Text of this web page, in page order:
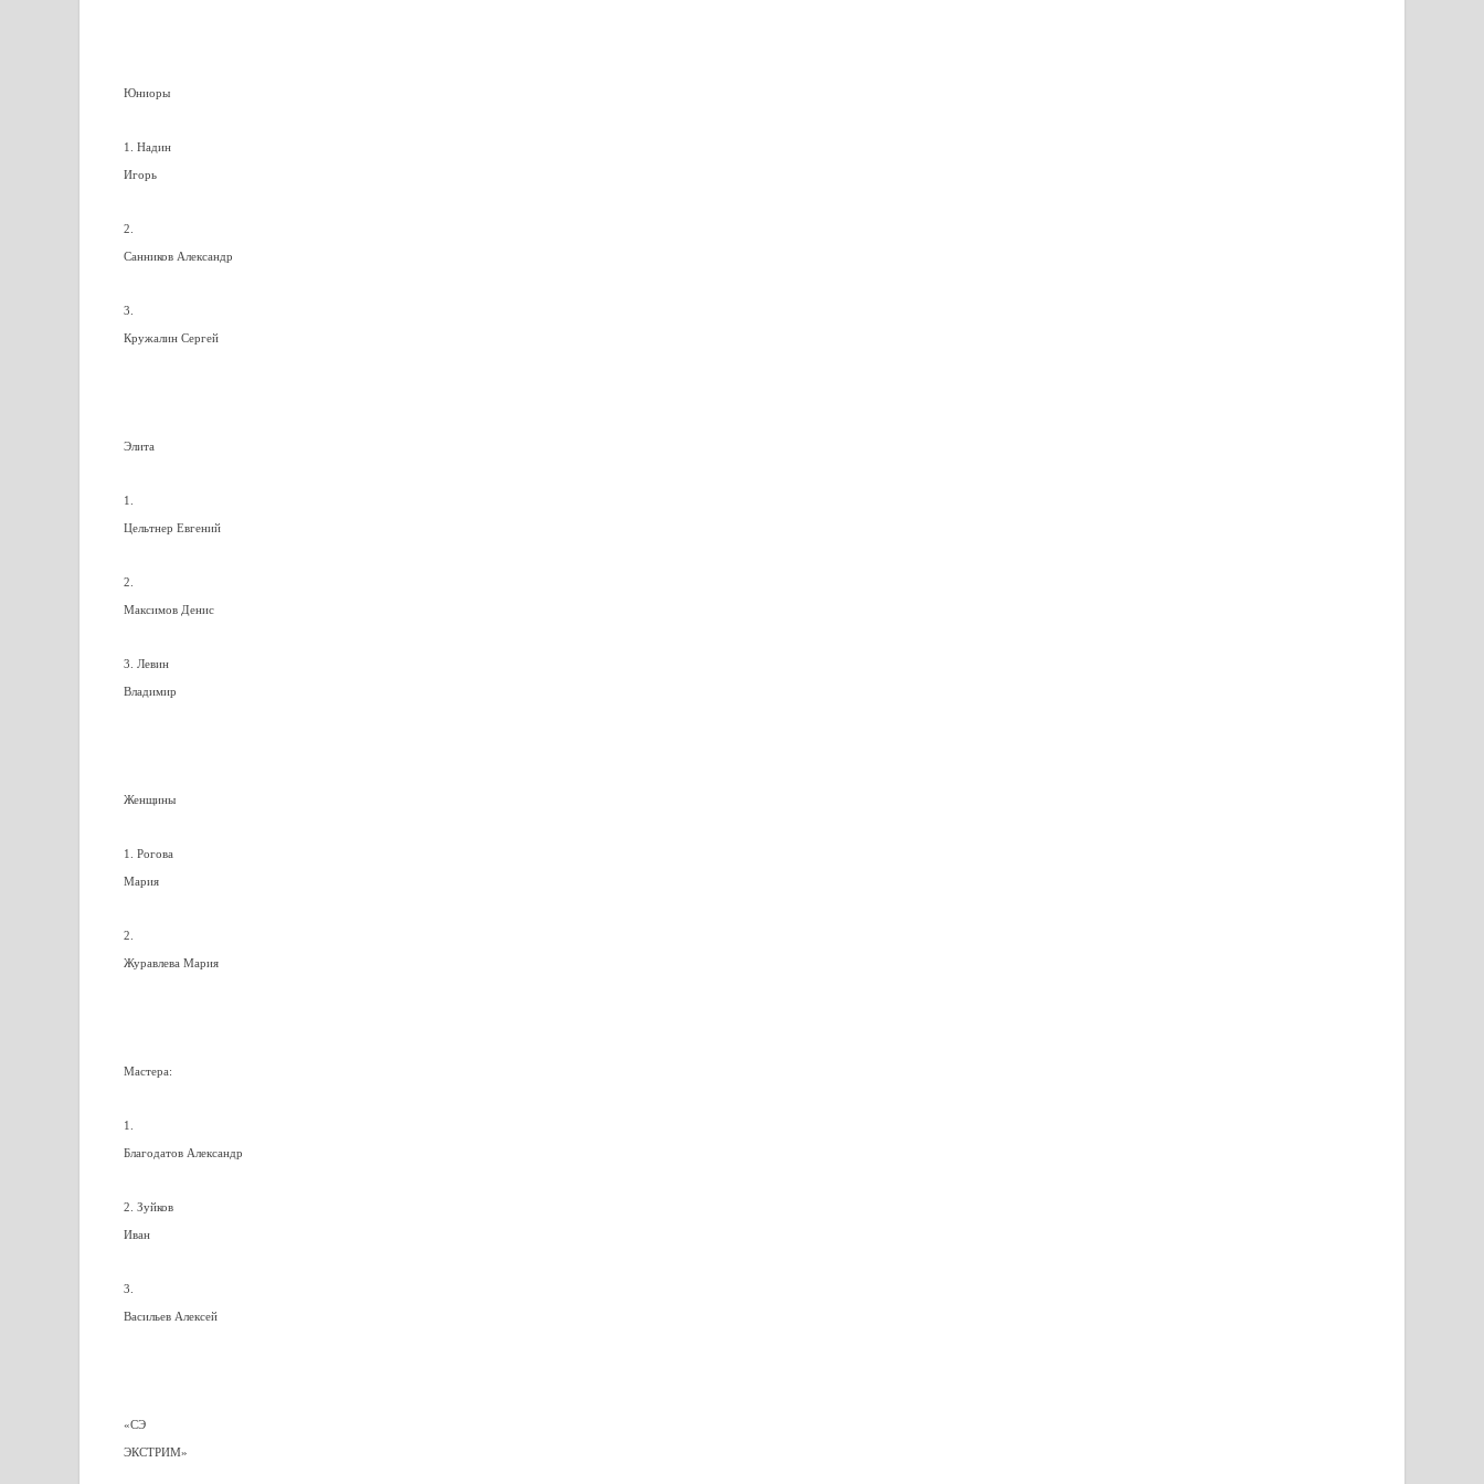
Юниоры
1. Надин
Игорь
2.
Санников Александр
3.
Кружалин Сергей
Элита
1.
Цельтнер Евгений
2.
Максимов Денис
3. Левин
Владимир
Женщины
1. Рогова
Мария
2.
Журавлева Мария
Мастера:
1.
Благодатов Александр
2. Зуйков
Иван
3.
Васильев Алексей
«СЭ
ЭКСТРИМ»